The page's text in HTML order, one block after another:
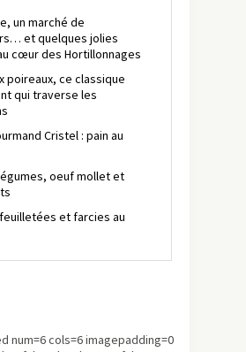
un marché de
et quelques jolies
cœur des Hortillonnages
poireaux, ce classique
qui traverse les
Cristel : pain au
oeuf mollet et
et farcies au
num=6 cols=6 imagepadding=0